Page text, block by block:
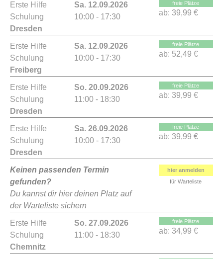
Erste Hilfe
Schulung
Dresden
Sa. 12.09.2026
10:00 - 17:30
freie Plätze
ab: 39,99 €
Erste Hilfe
Schulung
Freiberg
Sa. 12.09.2026
10:00 - 17:30
freie Plätze
ab: 52,49 €
Erste Hilfe
Schulung
Dresden
So. 20.09.2026
11:00 - 18:30
freie Plätze
ab: 39,99 €
Erste Hilfe
Schulung
Dresden
Sa. 26.09.2026
10:00 - 17:30
freie Plätze
ab: 39,99 €
Keinen passenden Termin
gefunden?
Du kannst dir hier deinen Platz auf
der Warteliste sichern
hier anmelden
für Warteliste
Erste Hilfe
Schulung
Chemnitz
So. 27.09.2026
11:00 - 18:30
freie Plätze
ab: 34,99 €